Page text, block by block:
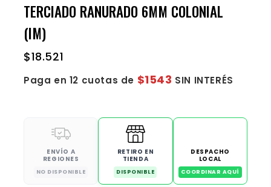
TERCIADO RANURADO 6MM COLONIAL
(IM)
$18.521
Paga en 12 cuotas de $1543 SIN INTERÉS
ENVÍO A
REGIONES
NO DISPONIBLE
RETIRO EN
TIENDA
DISPONIBLE
DESPACHO
LOCAL
COORDINAR AQUÍ